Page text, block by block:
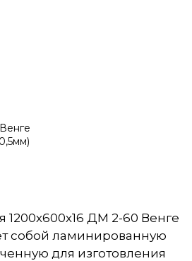
1200х600х16 ДМ 2-60 Венге
собой ламинированную
для изготовления